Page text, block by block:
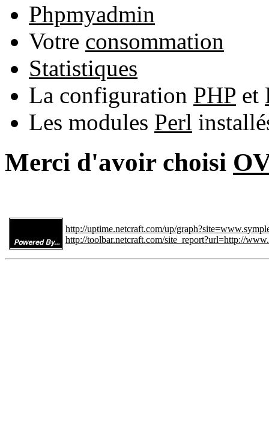
Phpmyadmin
Votre consommation
Statistiques
La configuration PHP et
Les modules Perl
Merci d'avoir choisi
http://uptime.netcraft.com/up/
http://toolbar.netcraft.com/site_report?url=http://